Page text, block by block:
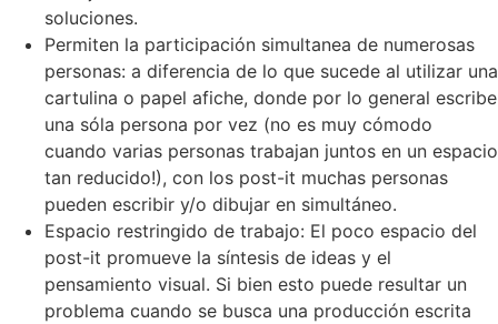
soluciones.
Permiten la participación simultanea de numerosas
personas: a diferencia de lo que sucede al utilizar una
cartulina o papel afiche, donde por lo general escribe
una sóla persona por vez (no es muy cómodo
cuando varias personas trabajan juntos en un espacio
tan reducido!), con los post-it muchas personas
pueden escribir y/o dibujar en simultáneo.
Espacio restringido de trabajo: El poco espacio del
post-it promueve la síntesis de ideas y el
pensamiento visual. Si bien esto puede resultar un
problema cuando se busca una producción escrita